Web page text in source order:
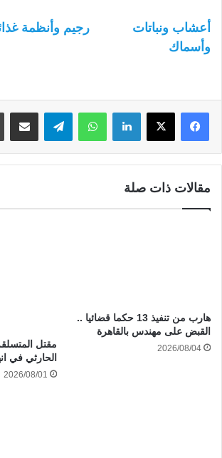
أعشاب ونباتات رجيم وأنظمة
وأسماك
لينكدإن واتساب
مقالات ذات صلة
هارب من تنفيذ 13 حكما قضائيا ..
القبض على مهندس بالقاهرة
2026/08/04
مقتل
الحارثي في
2026/08/01